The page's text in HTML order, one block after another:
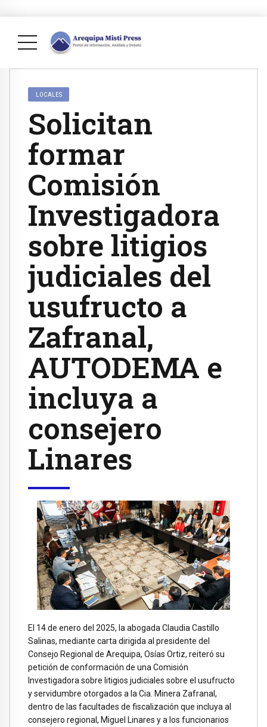
LOCALES
Solicitan
formar
Comisión
Investigadora
sobre litigios
judiciales del
usufructo a
Zafranal,
AUTODEMA e
incluya a
consejero
Linares
El 14 de enero del 2025, la abogada Claudia Castillo
Salinas, mediante carta dirigida al presidente del
Consejo Regional de Arequipa, Osías Ortiz, reiteró su
petición de conformación de una Comisión
Investigadora sobre litigios judiciales sobre el usufructo
y servidumbre otorgados a la Cia. Minera Zafranal,
dentro de las facultades de fiscalización que incluya al
consejero regional, Miguel Linares y a los funcionarios